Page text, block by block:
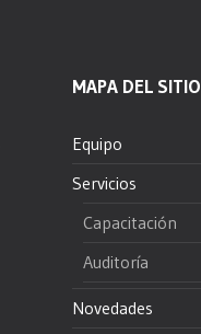
MAPA DEL SITIO
Equipo
Servicios
Capacitación
Auditoría
Novedades